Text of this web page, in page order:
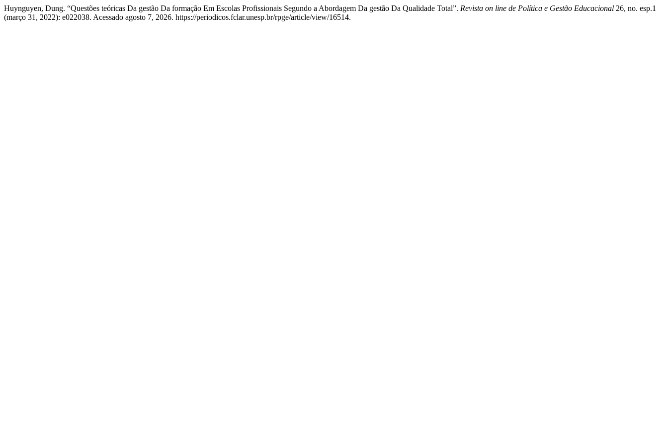
Huynguyen, Dung. “Questões teóricas Da gestão Da formação Em Escolas Profissionais Segundo a Abordagem Da gestão Da Qualidade Total”. Revista on line de Política e Gestão Educacional 26, no. esp.1
(março 31, 2022): e022038. Acessado agosto 7, 2026. https://periodicos.fclar.unesp.br/rpge/article/view/16514.